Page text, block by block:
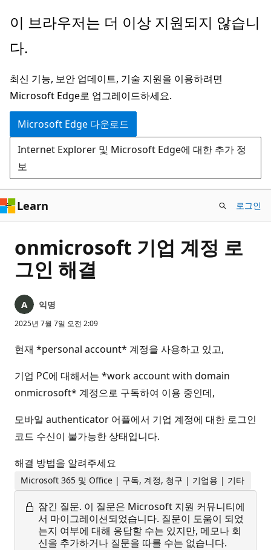
주
콘
츠
로
건
너
뛰
기
이 브라우저는 더 이상 지원되지 않습니
다.
최신 기능, 보안 업데이트, 기술 지원을 이용하려면
Microsoft Edge로 업그레이드하세요.
Microsoft Edge 다운로드
Internet Explorer 및 Microsoft Edge에 대한 추가 정
보
Learn 로그인
onmicrosoft 기업 계정 로
그인 해결
익명
2025년 7월 7일 오전 2:09
현재 *personal account* 계정을 사용하고 있고,
기업 PC에 대해서는 *work account with domain
onmicrosoft* 계정으로 구독하여 이용 중인데,
모바일 authenticator 어플에서 기업 계정에 대한 로그인
코드 수신이 불가능한 상태입니다.
해결 방법을 알려주세요
Microsoft 365 및 Office | 구독, 계정, 청구 | 기업용 | 기타
잠긴 질문. 이 질문은 Microsoft 지원 커뮤니티에
서 마이그레이션되었습니다. 질문이 도움이 되었
는지 여부에 대해 응답할 수는 있지만, 메모나 회
신을 추가하거나 질문을 따를 수는 없습니다.